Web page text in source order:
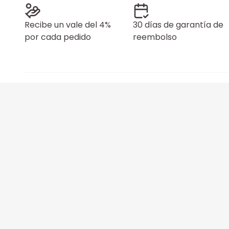
Recibe un vale del 4%
por cada pedido
30 días de garantía de
reembolso